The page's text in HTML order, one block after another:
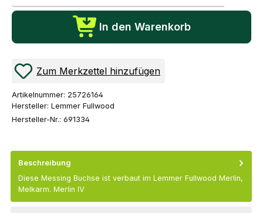
In den Warenkorb
Zum Merkzettel hinzufügen
Artikelnummer: 25726164
Hersteller: Lemmer Fullwood
Hersteller-Nr.: 691334
Beschreibung
Diese Messing Buchse ist verbaut im Lemmer Fullwood Merlin,
Melkarm. Merlin IV